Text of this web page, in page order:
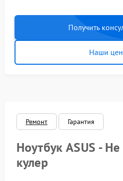
Получить
Наши
Ремонт Гарантия
Ноутбук ASUS -
кулер